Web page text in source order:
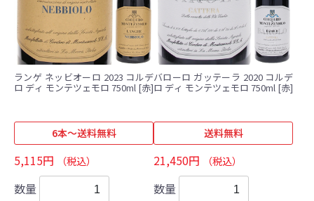
ランゲ ネッビオーロ 2023 コルデ
ロ ディ モンテツェモロ 750ml [赤]
6本～送料無料
5,115円 （税込）
数量
バローロ ガッテーラ 2020 コルデ
ロ ディ モンテツェモロ 750ml [赤]
送料無料
21,450円 （税込）
数量